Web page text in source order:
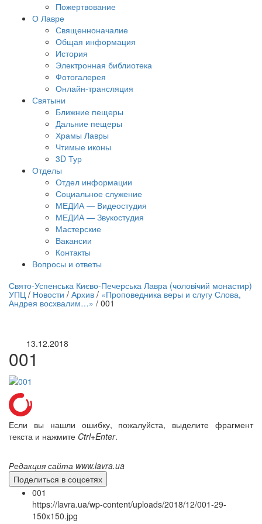
Пожертвование
О Лавре
Священноначалие
Общая информация
История
Электронная библиотека
Фотогалерея
Онлайн-трансляция
Святыни
Ближние пещеры
Дальние пещеры
Храмы Лавры
Чтимые иконы
3D Тур
Отделы
Отдел информации
Социальное служение
МЕДИА — Видеостудия
МЕДИА — Звукостудия
Мастерские
Вакансии
Контакты
Вопросы и ответы
трансляция | 12 сентября
трансляции
Свято-Успенська Києво-Печерська Лавра (чоловічий монастир)
УПЦ / Новости / Архив / «Проповедника веры и слугу Слова,
Андрея восхвалим…» / 001
13.12.2018
001
Если вы нашли ошибку, пожалуйста, выделите фрагмент
текста и нажмите Ctrl+Enter.
Редакция сайта www.lavra.ua
Поделиться в соцсетях
001
https://lavra.ua/wp-content/uploads/2018/12/001-29-
150x150.jpg